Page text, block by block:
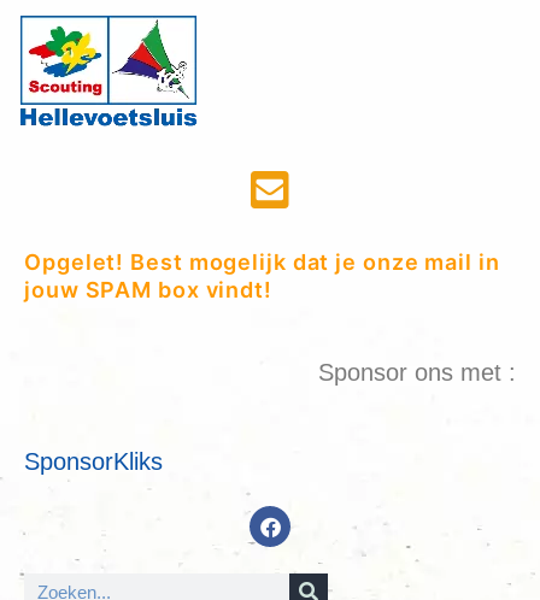
Opgelet! Best mogelijk dat je onze mail in
jouw SPAM box vindt!
Sponsor ons met :
SponsorKliks